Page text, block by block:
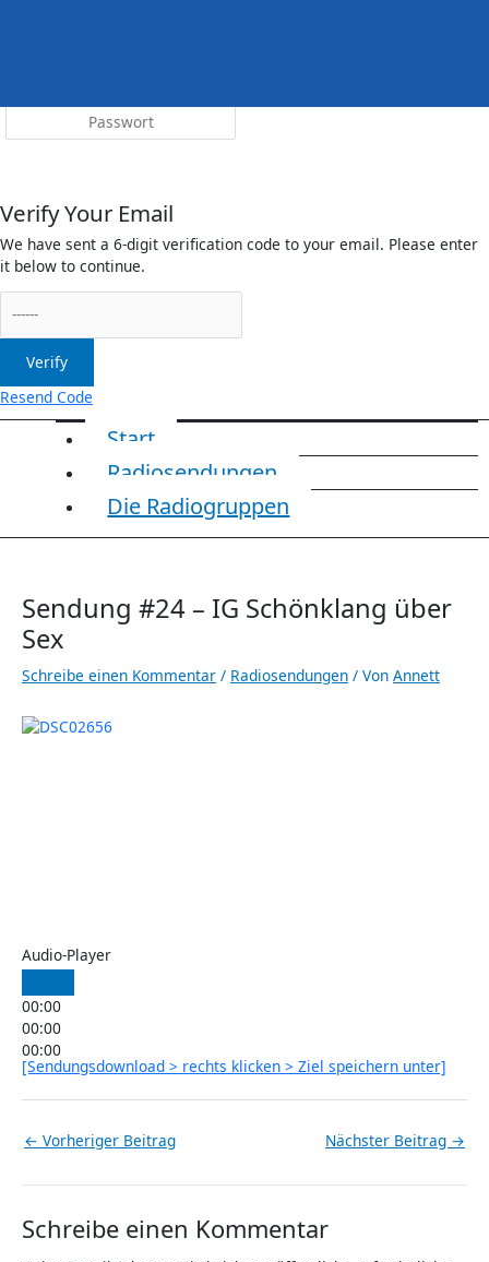
Verify Your Email
We have sent a 6-digit verification code to your email. Please enter
it below to continue.
Verify
Resend Code
Start
Radiosendungen
Die Radiogruppen
Sendung #24 – IG Schönklang über
Sex
Schreibe einen Kommentar / Radiosendungen / Von Annett
Audio-Player
00:00
00:00
00:00
[Sendungsdownload > rechts klicken > Ziel speichern unter]
← Vorheriger Beitrag Nächster Beitrag →
Schreibe einen Kommentar